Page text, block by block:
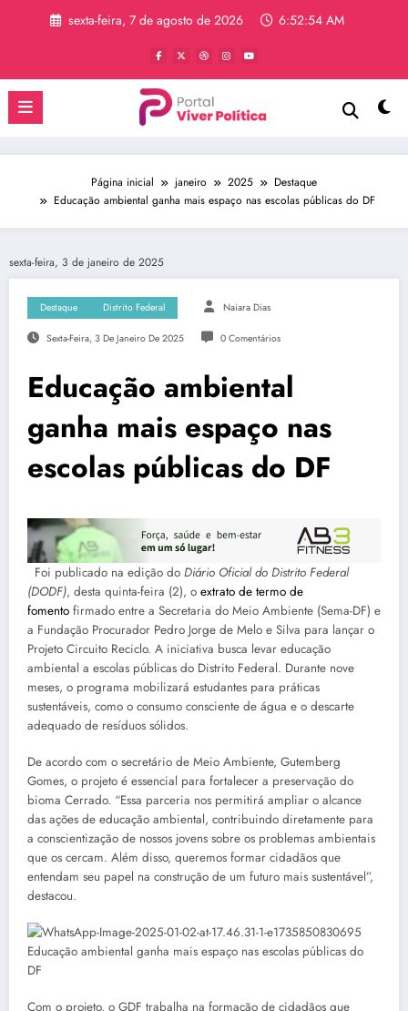
sexta-feira, 7 de agosto de 2026 6:52:55 AM
Página inicial janeiro 2025
Destaque
Educação ambiental ganha mais espaço nas escolas públicas do DF
sexta-feira, 3 de janeiro de 2025
Destaque Distrito Federal Naiara Dias
Sexta-Feira, 3 De Janeiro De 2025 0 Comentários
Educação ambiental
ganha mais espaço nas
escolas públicas do DF
Foi publicado na edição do Diário Oficial do Distrito Federal
(DODF), desta quinta-feira (2), o extrato de termo de
fomento firmado entre a Secretaria do Meio Ambiente (Sema-DF) e
a Fundação Procurador Pedro Jorge de Melo e Silva para lançar o
Projeto Circuito Reciclo. A iniciativa busca levar educação
ambiental a escolas públicas do Distrito Federal. Durante nove
meses, o programa mobilizará estudantes para práticas
sustentáveis, como o consumo consciente de água e o descarte
adequado de resíduos sólidos.
De acordo com o secretário de Meio Ambiente, Gutemberg
Gomes, o projeto é essencial para fortalecer a preservação do
bioma Cerrado. “Essa parceria nos permitirá ampliar o alcance
das ações de educação ambiental, contribuindo diretamente para
a conscientização de nossos jovens sobre os problemas ambientais
que os cercam. Além disso, queremos formar cidadãos que
entendam seu papel na construção de um futuro mais sustentável”,
destacou.
Com o projeto, o GDF trabalha na formação de cidadãos que